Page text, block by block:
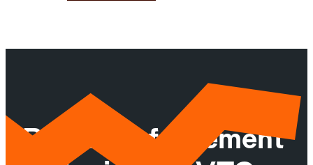
Réservez facilement